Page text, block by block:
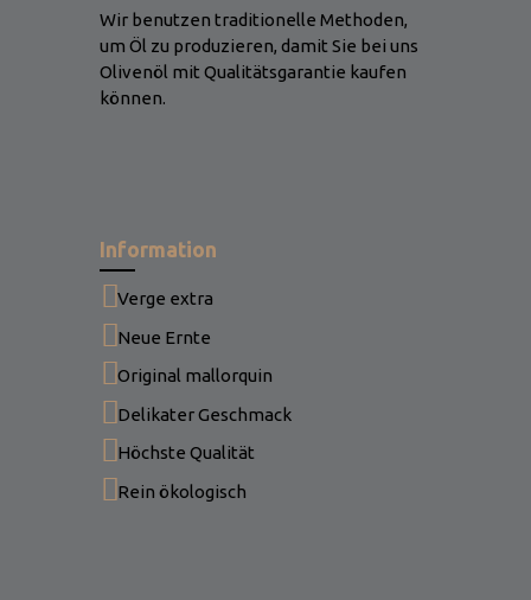
Wir benutzen traditionelle Methoden,
um Öl zu produzieren, damit Sie bei uns
Olivenöl mit Qualitätsgarantie kaufen
können.
Information
Verge extra
Neue Ernte
Original mallorquin
Delikater Geschmack
Höchste Qualität
Rein ökologisch